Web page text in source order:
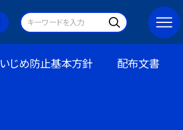
いじめ防止基本方針 配布文書